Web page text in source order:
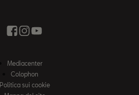
Mediacenter
Colophon
Politica sui cookie